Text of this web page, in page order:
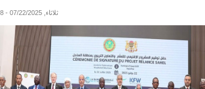
ثلاثاء, 07/22/2025 - 21:28